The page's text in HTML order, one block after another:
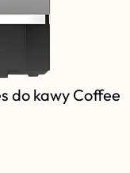
do kawy Coffee